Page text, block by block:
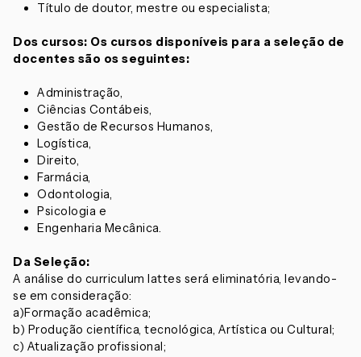
Título de doutor, mestre ou especialista;
Dos cursos: Os cursos disponíveis para a seleção de
docentes são os seguintes:
Administração,
Ciências Contábeis,
Gestão de Recursos Humanos,
Logística,
Direito,
Farmácia,
Odontologia,
Psicologia e
Engenharia Mecânica.
Da Seleção:
A análise do curriculum lattes será eliminatória, levando-
se em consideração:
a)Formação acadêmica;
b) Produção científica, tecnológica, Artística ou Cultural;
c) Atualização profissional;